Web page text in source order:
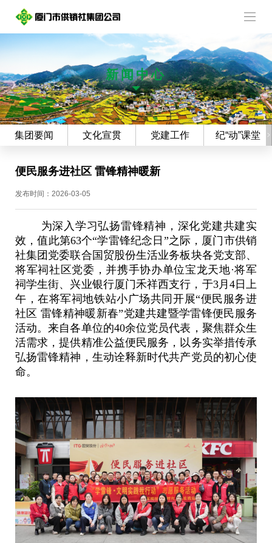
新闻中心
集团要闻 文化宣贯 党建工作 纪“动”课堂
便民服务进社区 雷锋精神暖新
发布时间：2026-03-05
为深入学习弘扬雷锋精神，深化党建共建实
效，值此第63个“学雷锋纪念日”之际，厦门市供销
社集团党委联合国贸股份生活业务板块各党支部、
将军祠社区党委，并携手协办单位宝龙天地·将军
祠学生街、兴业银行厦门禾祥西支行，于3月4日上
午，在将军祠地铁站小广场共同开展“便民服务进
社区 雷锋精神暖新春”党建共建暨学雷锋便民服务
活动。来自各单位的40余位党员代表，聚焦群众生
活需求，提供精准公益便民服务，以务实举措传承
弘扬雷锋精神，生动诠释新时代共产党员的初心使
命。